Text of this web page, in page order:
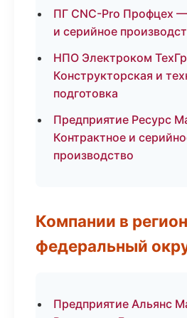
ПГ CNC-Pro Профцех
и серийное
НПО Электроком
Конструкторская и
подготовка
Предприятие Ресурс
Контрактное и
производство
Компании в
федеральный
Предприятие Альянс